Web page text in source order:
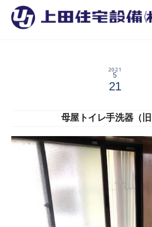
2021
5
21
母屋トイレ手洗器（